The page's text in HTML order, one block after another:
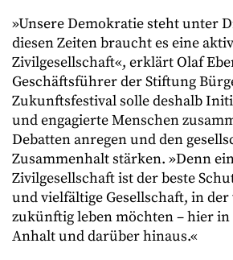
»Unsere Demokratie steht unter
diesen Zeiten braucht es eine
Zivilgesellschaft«, erklärt Olaf
Geschäftsführer der Stiftung
Zukunftsfestival solle deshalb
und engagierte Menschen
Debatten anregen und den
Zusammenhalt stärken. »Denn
Zivilgesellschaft ist der beste
und vielfältige Gesellschaft, in
zukünftig leben möchten – hier in
Anhalt und darüber hinaus.«